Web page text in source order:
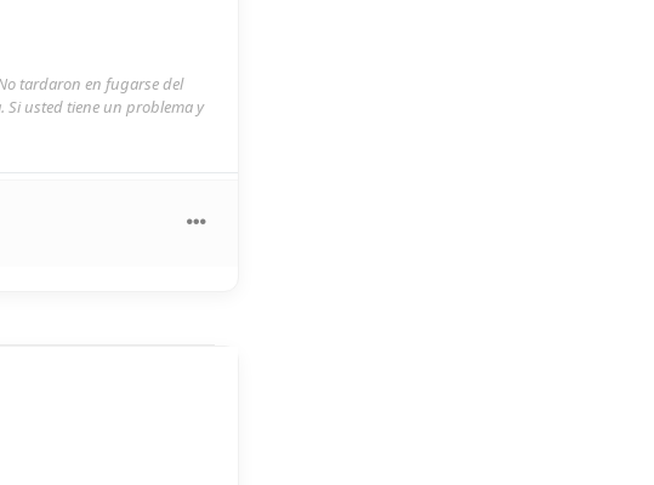
tardaron en fugarse del
Si usted tiene un problema y